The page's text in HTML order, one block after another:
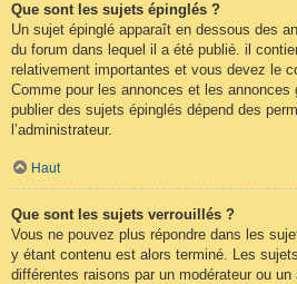
Que sont les sujets épinglés ?
Un sujet épinglé apparaît en dessous des
du forum dans lequel il a été publié. il
relativement importantes et vous devez le
Comme pour les annonces et les
publier des sujets épinglés dépend des
l’administrateur.
Haut
Que sont les sujets verrouillés ?
Vous ne pouvez plus répondre dans les
y étant contenu est alors terminé. Les
différentes raisons par un modérateur ou